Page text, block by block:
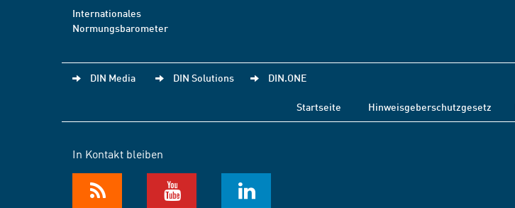
Internationales
Normungsbarometer
DIN Media DIN Solutions DIN.ONE
Startseite Hinweisgeberschutzgesetz
In Kontakt bleiben